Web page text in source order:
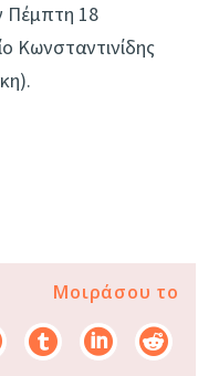
Πέμπτη 18
Κωνσταντινίδης
Μοιράσου το